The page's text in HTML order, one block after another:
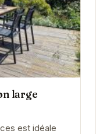
large
est idéale